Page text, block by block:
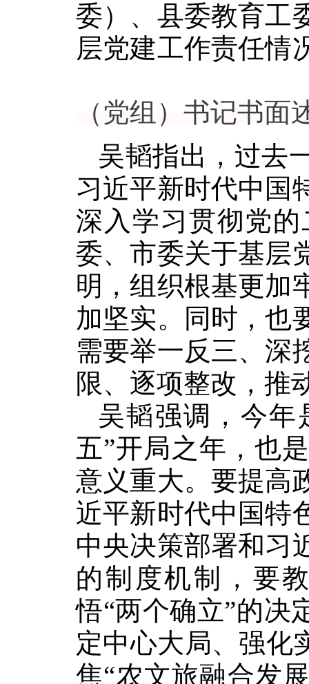
委）、县委教育工
层党建工作责任情
（党组）书记书面
吴韬指出，过去
习近平新时代中国
深入学习贯彻党
委、市委关于基层
明，组织根基更加
加坚实。同时，也
需要举一反三、深
限、逐项整改，推
吴韬强调，今年
五”开局之年，也
意义重大。要提高
近平新时代中国特
中央决策部署和习
的制度机制，要
悟“两个确立”的决
定中心大局、强化
焦“农文旅融合发